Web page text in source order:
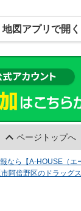
地図アプリで開く
ページトップへ
なら【A-HOUSE（エ
阿倍野区のドラッグ